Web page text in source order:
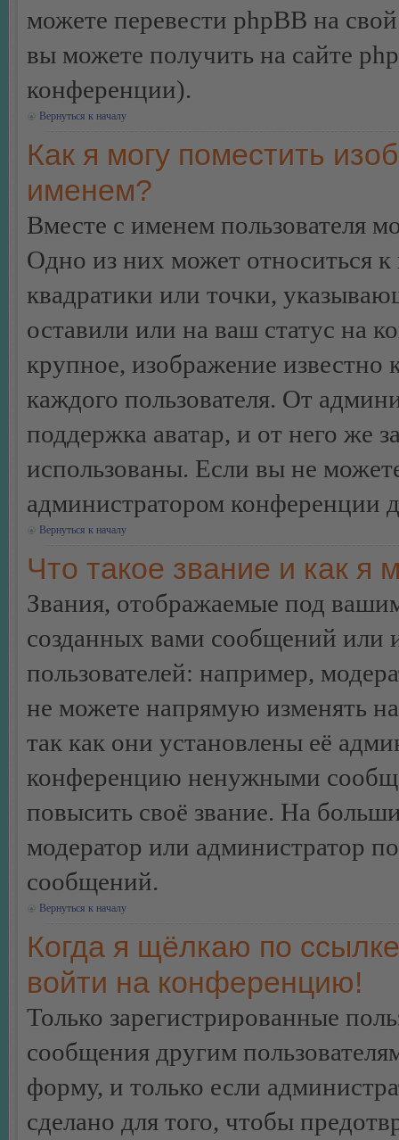
можете перевести phpBB на
вы можете получить на сайте
конференции).
Вернуться к началу
Как я могу поместить
именем?
Вместе с именем пользователя
Одно из них может относиться
квадратики или точки,
оставили или на ваш статус на
крупное, изображение известно
каждого пользователя. От
поддержка аватар, и от него же
использованы. Если вы не
администратором конференции
Вернуться к началу
Что такое звание и как я
Звания, отображаемые под
созданных вами сообщений
пользователей: например,
не можете напрямую изменять
так как они установлены её
конференцию ненужными
повысить своё звание. На
модератор или администратор
сообщений.
Вернуться к началу
Когда я щёлкаю по
войти на конференцию!
Только зарегистрированные
сообщения другим
форму, и только если
сделано для того, чтобы